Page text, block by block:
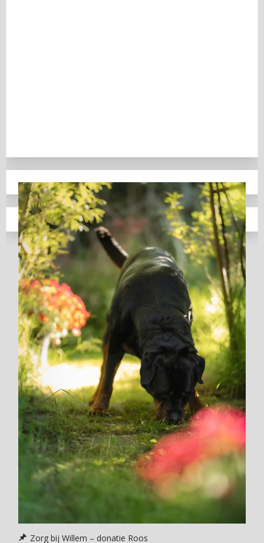
Zorg bij Willem – donatie Roos